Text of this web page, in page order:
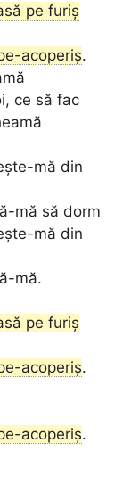
pe furiș
acoperiș.
ce să fac
mă din
mă să dorm
mă din
mă.
pe furiș
acoperiș.
acoperiș.